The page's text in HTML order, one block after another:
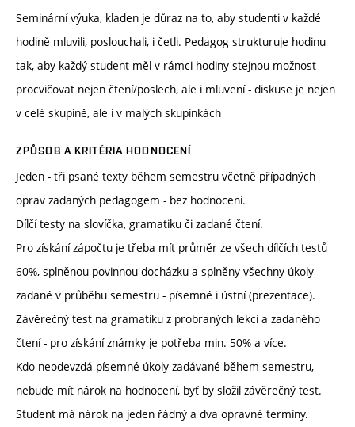
Seminární výuka, kladen je důraz na to, aby studenti v každé
hodině mluvili, poslouchali, i četli. Pedagog strukturuje hodinu
tak, aby každý student měl v rámci hodiny stejnou možnost
procvičovat nejen čtení/poslech, ale i mluvení - diskuse je nejen
v celé skupině, ale i v malých skupinkách
ZPŮSOB A KRITÉRIA HODNOCENÍ
Jeden - tři psané texty během semestru včetně případných
oprav zadaných pedagogem - bez hodnocení.
Dílčí testy na slovíčka, gramatiku či zadané čtení.
Pro získání zápočtu je třeba mít průměr ze všech dílčích testů
60%, splněnou povinnou docházku a splněny všechny úkoly
zadané v průběhu semestru - písemné i ústní (prezentace).
Závěrečný test na gramatiku z probraných lekcí a zadaného
čtení - pro získání známky je potřeba min. 50% a více.
Kdo neodevzdá písemné úkoly zadávané během semestru,
nebude mít nárok na hodnocení, byť by složil závěrečný test.
Student má nárok na jeden řádný a dva opravné termíny.